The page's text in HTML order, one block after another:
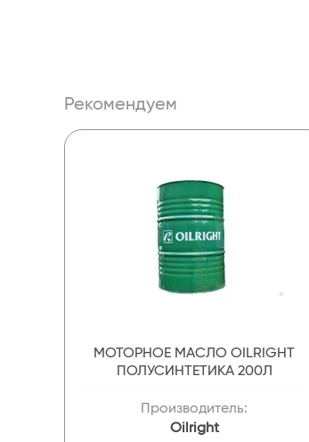
Рекомендуем
МОТОРНОЕ МАСЛО OILRIGHT
ПОЛУСИНТЕТИКА 200Л
Производитель:
Oilright